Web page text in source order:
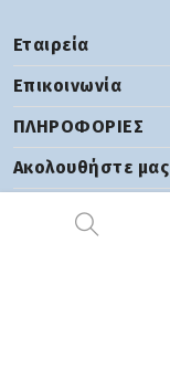
Εταιρεία
Επικοινωνία
ΠΛΗΡΟΦΟΡΙΕΣ
Ακολουθήστε μας